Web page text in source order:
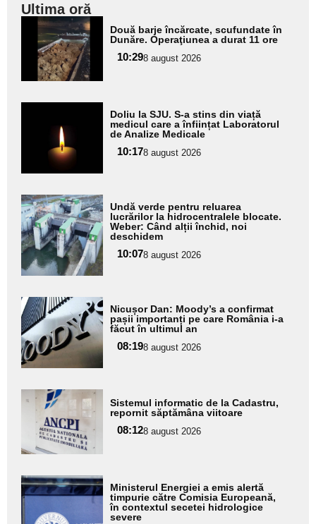
Ultima oră
Adaugă
aici textul
pentru
subtitlu
Două barje încărcate, scufundate în
Dunăre. Operaţiunea a durat 11 ore
10:298 august 2026
aici textul
pentru
subtitlu
Doliu la SJU. S-a stins din viață
medicul care a înființat Laboratorul
de Analize Medicale
10:178 august 2026
Adaugă
aici textul
pentru
subtitlu
Undă verde pentru reluarea
lucrărilor la hidrocentralele blocate.
Weber: Când alții închid, noi
deschidem
10:078 august 2026
Adaugă
aici textul
pentru
subtitlu
Nicușor Dan: Moody’s a confirmat
pașii importanți pe care România i-a
făcut în ultimul an
08:198 august 2026
Adaugă
aici textul
pentru
subtitlu
Sistemul informatic de la Cadastru,
repornit săptămâna viitoare
08:128 august 2026
Adaugă
aici textul
pentru
Ministerul Energiei a emis alertă
timpurie către Comisia Europeană,
în contextul secetei hidrologice
severe